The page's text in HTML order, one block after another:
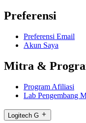
Preferensi
Preferensi Email
Akun Saya
Mitra &
Program Afiliasi
Lab Pengembang
Logitech G